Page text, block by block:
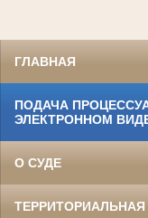
ГЛАВНАЯ
ПОДАЧА
ЭЛЕКТРОННОМ
О СУДЕ